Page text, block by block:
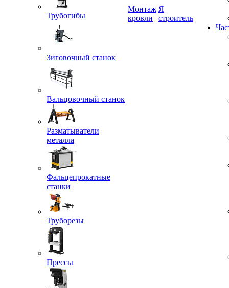
Трубогибы
Зиговочный станок
Вальцовочный станок
Разматыватели
металла
Фальцепрокатные
станки
Труборезы
Прессы